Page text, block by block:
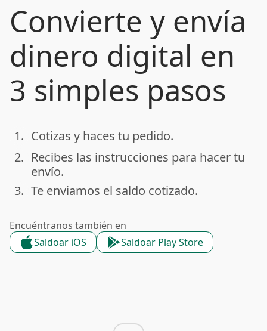
Convierte y envía
dinero digital en
3 simples pasos
done
1. Cotizas y haces tu pedido.
done
2. Recibes las instrucciones para hacer tu
envío.
done
3. Te enviamos el saldo cotizado.
Encuéntranos también en
Saldoar iOS
Saldoar Play Store